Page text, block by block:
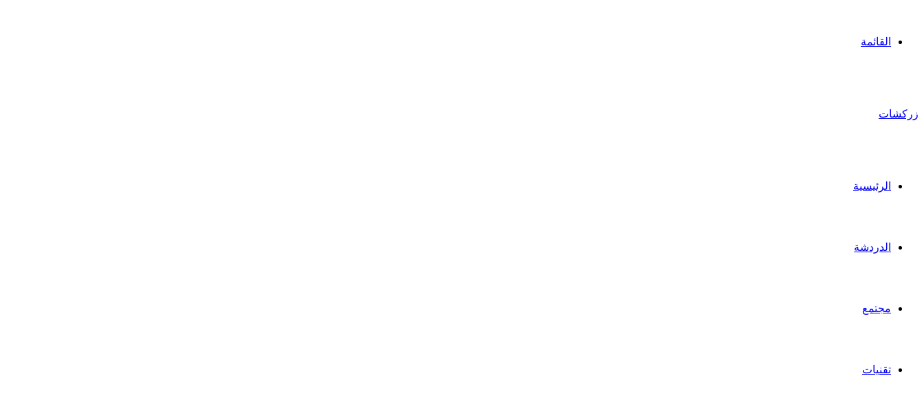
القائمة
زركشات
الرئيسية
الدردشة
مجتمع
تقنيات